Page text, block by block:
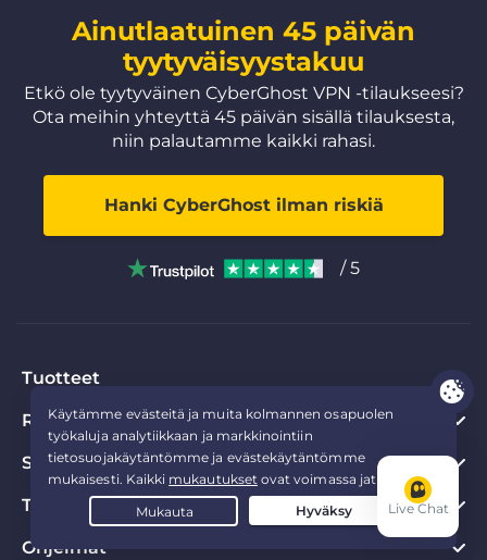
Ainutlaatuinen 45 päivän
tyytyväisyystakuu
Etkö ole tyytyväinen CyberGhost VPN -tilaukseesi?
Ota meihin yhteyttä 45 päivän sisällä tilauksesta,
niin palautamme kaikki rahasi.
Hanki CyberGhost ilman riskiä
/ 5
Tuotteet
PC VPN
Chrome VPN
Mac VPN
Android VPN
Resurssit
Mikä on VPN
Yksityisyyskeskus
Yksityisyystyökalut
Suosittua
CyberGhost VPN kokemuksia
VPN ilmaiskokeilu
Tietoa CyberGhostista
Tietoa CyberGhostista
Ohjelmat
Live Chat